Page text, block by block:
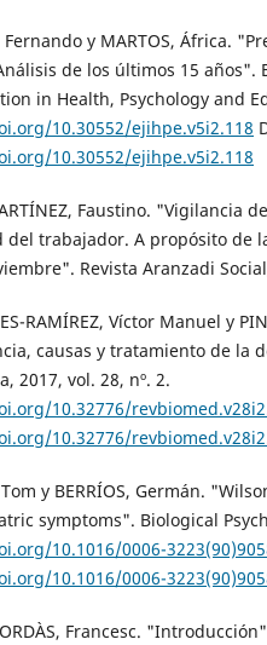
Fernando y MARTOS, África.
de los últimos 15 años".
in Health, Psychology and
10.30552/ejihpe.v5i2.118
10.30552/ejihpe.v5i2.118
Faustino. "Vigilancia
trabajador. A propósito de
Revista Aranzadi
RAMÍREZ, Víctor Manuel y
causas y tratamiento de la
2017, vol. 28, nº. 2.
10.32776/
10.32776/
Tom y BERRÍOS, Germán.
symptoms". Biological
10.1016/0006-
10.1016/0006-
Francesc.